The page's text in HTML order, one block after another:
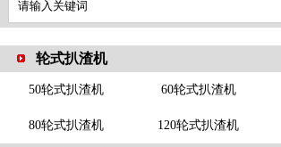
轮式扒渣机
50轮式扒渣机 60轮式扒渣机
80轮式扒渣机 120轮式扒渣机